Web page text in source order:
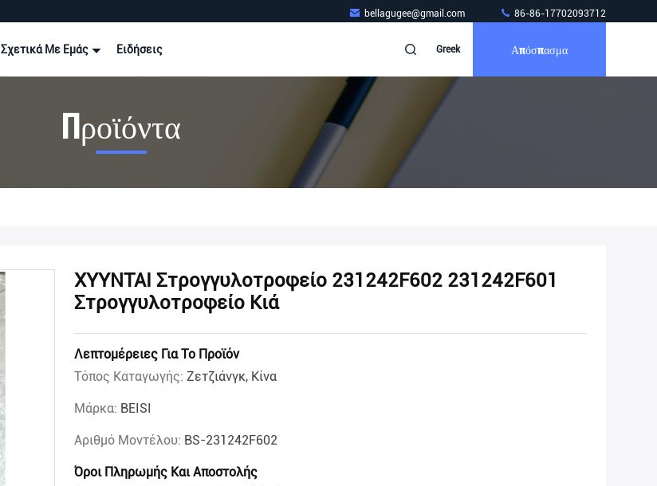
bellagugee@gmail.com 86-86-17702093712
Σχετικά Με Εμάς Ειδήσεις Greek Απόσπασμα
Προϊόντα
ΧΥΥΝΤΑΙ Στρογγυλοτροφείο 231242F602 231242F601
Στρογγυλοτροφείο Κιά
Λεπτομέρειες Για Το Προϊόν
Τόπος Καταγωγής: Ζετζιάνγκ, Κίνα
Μάρκα: BEISI
Αριθμό Μοντέλου: BS-231242F602
Όροι Πληρωμής Και Αποστολής